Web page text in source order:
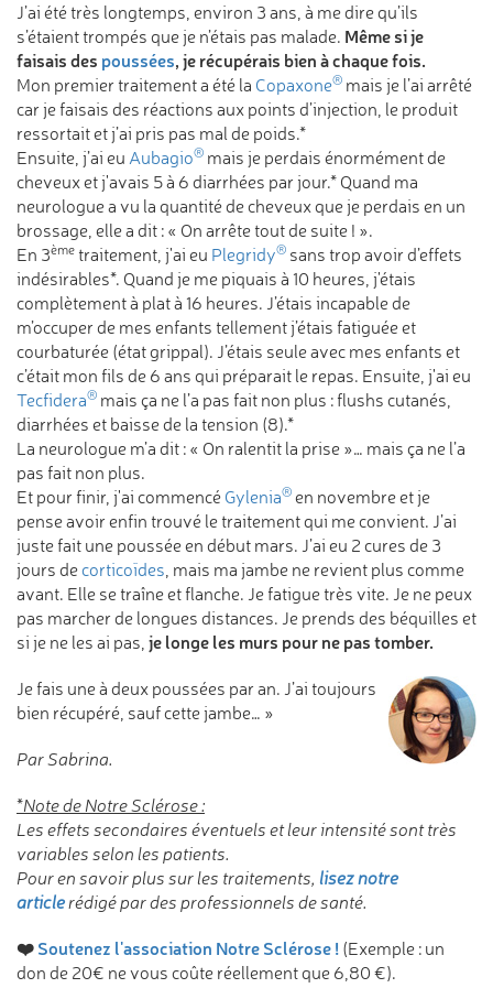
J’ai été très longtemps, environ 3 ans, à me dire qu’ils
s’étaient trompés que je n’étais pas malade. Même si je
faisais des poussées, je récupérais bien à chaque fois.
Mon premier traitement a été la Copaxone® mais je l’ai arrêté
car je faisais des réactions aux points d’injection, le produit
ressortait et j’ai pris pas mal de poids.*
Ensuite, j’ai eu Aubagio® mais je perdais énormément de
cheveux et j'avais 5 à 6 diarrhées par jour.* Quand ma
neurologue a vu la quantité de cheveux que je perdais en un
brossage, elle a dit : « On arrête tout de suite ! ».
En 3ème traitement, j'ai eu Plegridy® sans trop avoir d’effets
indésirables*. Quand je me piquais à 10 heures, j'étais
complètement à plat à 16 heures. J’étais incapable de
m’occuper de mes enfants tellement j’étais fatiguée et
courbaturée (état grippal). J’étais seule avec mes enfants et
c’était mon fils de 6 ans qui préparait le repas. Ensuite, j'ai eu
Tecfidera® mais ça ne l’a pas fait non plus : flushs cutanés,
diarrhées et baisse de la tension (8).*
La neurologue m’a dit : « On ralentit la prise »… mais ça ne l’a
pas fait non plus.
Et pour finir, j'ai commencé Gylenia® en novembre et je
pense avoir enfin trouvé le traitement qui me convient. J’ai
juste fait une poussée en début mars. J’ai eu 2 cures de 3
jours decorticoïdes, mais ma jambe ne revient plus comme
avant. Elle se traîne et flanche. Je fatigue très vite. Je ne peux
pas marcher de longues distances. Je prends des béquilles et
si je ne les ai pas, je longe les murs pour ne pas tomber.
Je fais une à deux poussées par an. J’ai toujours
bien récupéré, sauf cette jambe… »
Par Sabrina.
*Note de Notre Sclérose :
Les effets secondaires éventuels et leur intensité sont très
variables selon les patients.
Pour en savoir plus sur les traitements, lisez notre
articlerédigé par des professionnels de santé.
❤️Soutenez l'association Notre Sclérose ! (Exemple : un
don de 20€ ne vous coûte réellement que 6,80 €).